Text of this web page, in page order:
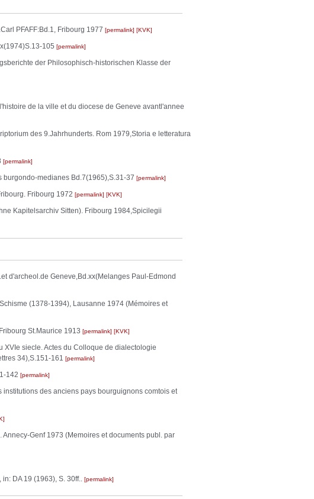
PFAFF:Bd.1, Fribourg 1977 permalink KVK
105 permalink
der Philosophisch-historischen Klasse der
de la ville et du diocese de Geneve avantl'annee
des 9.Jahrhunderts. Rom 1979,Storia e letteratura
permalink
medianes Bd.7(1965),S.31-37 permalink
Fribourg 1972 permalink KVK
Kapitelsarchiv Sitten). Fribourg 1984,Spicilegii
d'archeol.de Geneve,Bd.xx(Melanges Paul-Edmond
(1378-1394), Lausanne 1974 (Mémoires et
St.Maurice 1913 permalink KVK
XVIe siecle. Actes du Colloque de dialectologie
34),S.151-161
permalink
142 permalink
institutions des anciens pays bourguignons comtois et
Genf 1973 (Memoires et documents publ. par
DA 19 (1963), S. 30ff.. permalink